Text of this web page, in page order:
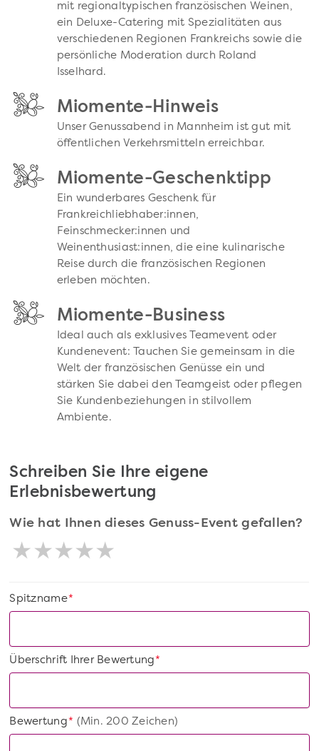
mit regionaltypischen französischen Weinen,
ein Deluxe-Catering mit Spezialitäten aus
verschiedenen Regionen Frankreichs sowie die
persönliche Moderation durch Roland
Isselhard.
Miomente-Hinweis
Unser Genussabend in Mannheim ist gut mit
öffentlichen Verkehrsmitteln erreichbar.
Miomente-Geschenktipp
Ein wunderbares Geschenk für
Frankreichliebhaber:innen,
Feinschmecker:innen und
Weinenthusiast:innen, die eine kulinarische
Reise durch die französischen Regionen
erleben möchten.
Miomente-Business
Ideal auch als exklusives Teamevent oder
Kundenevent: Tauchen Sie gemeinsam in die
Welt der französischen Genüsse ein und
stärken Sie dabei den Teamgeist oder pflegen
Sie Kundenbeziehungen in stilvollem
Ambiente.
Schreiben Sie Ihre eigene
Erlebnisbewertung
Wie hat Ihnen dieses Genuss-Event gefallen?
*
Spitzname
*
Überschrift Ihrer Bewertung
*
Bewertung(Min. 200 Zeichen)